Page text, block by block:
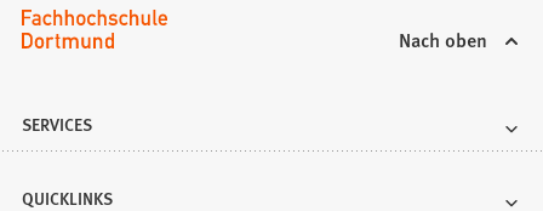
Nach oben
SERVICES
QUICKLINKS